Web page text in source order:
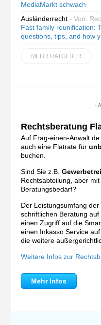
MediaMarkt schwach
Ausländerrecht - Von:
Fast family reunification:
questions, tips, and how
MEHR RATGEBER
-
Rechtsberatung
Auf Frag-einen-
auch eine Flatrate für
buchen.
Sind Sie z.B.
Rechtsabteilung, aber
Beratungsbedarf?
Der Leistungsumfang
schriftlichen Beratung
einen Zugriff auf die
einen Inkasso Service
die weitere
Weitere Infos zur
Mehr Infos